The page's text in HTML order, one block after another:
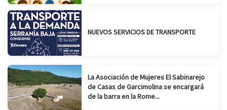
NUEVOS SERVICIOS DE TRANSPORTE
La Asociación de Mujeres El Sabinarejo
de Casas de Garcimolina se encargará
de la barra en la Rome...